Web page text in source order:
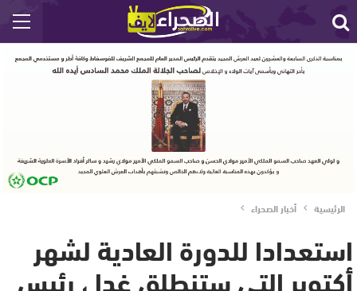
الرئيسية أخبار الصحراء
استعدادا للدورة العادية لشهر
أكتوبر التي ستنطلق غدا ، رئيس